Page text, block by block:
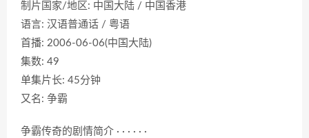
制片国家/地区: 中国大陆 / 中国香港
语言: 汉语普通话 / 粤语
首播: 2006-06-06(中国大陆)
集数: 49
单集片长: 45分钟
又名: 争霸
争霸传奇的剧情简介 · · · · · ·